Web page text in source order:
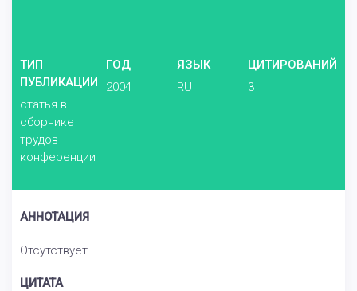
ТИП
ПУБЛИКАЦИИ
статья в
сборнике
трудов
конференции
ГОД
2004
ЯЗЫК
RU
ЦИТИРОВАНИЙ
3
АННОТАЦИЯ
Отсутствует
ЦИТАТА